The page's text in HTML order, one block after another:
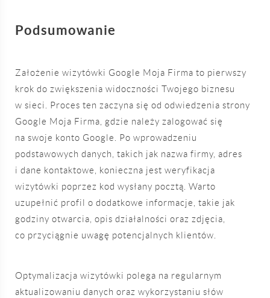
Podsumowanie
Założenie wizytówki Google Moja Firma to pierwszy
krok do zwiększenia widoczności Twojego biznesu
w sieci. Proces ten zaczyna się od odwiedzenia strony
Google Moja Firma, gdzie należy zalogować się
na swoje konto Google. Po wprowadzeniu
podstawowych danych, takich jak nazwa firmy, adres
i dane kontaktowe, konieczna jest weryfikacja
wizytówki poprzez kod wysłany pocztą. Warto
uzupełnić profil o dodatkowe informacje, takie jak
godziny otwarcia, opis działalności oraz zdjęcia,
co przyciągnie uwagę potencjalnych klientów.
Optymalizacja wizytówki polega na regularnym
aktualizowaniu danych oraz wykorzystaniu słów